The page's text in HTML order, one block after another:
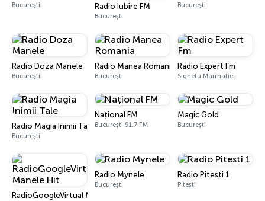
București Radio Iubire FM
București
București
Radio Doza Manele
București
Radio Manea Romania
București
Radio Expert Fm
Sighetu Marmației
Radio Magia Inimii Tale
București
Național FM
București 91.7 FM
Magic Gold
București
RadioGoogleVirtual Manele Hit
Radio Mynele
București
Radio Pitesti 1
Pitești